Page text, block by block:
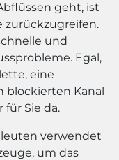
geht, ist
zurückzugreifen.
und
Egal,
eine
blockierten Kanal
Sie da.
verwendet
um das